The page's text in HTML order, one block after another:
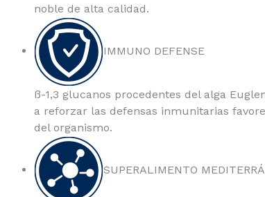
noble de alta calidad.
IMMUNO DEFENSE
ß-1,3 glucanos procedentes del alga
a reforzar las defensas inmunitarias
del organismo.
SUPERALIMENTO